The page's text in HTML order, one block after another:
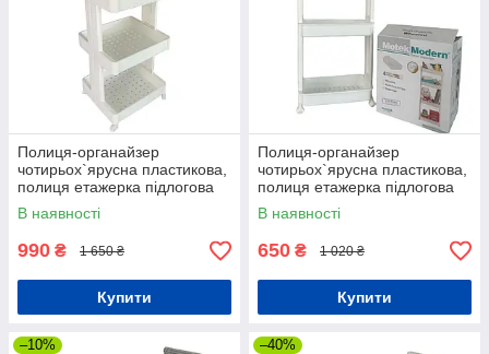
Полиця-органайзер
чотирьох`ярусна пластикова,
полиця етажерка підлогова
на чотири яруси
В наявності
990 ₴ 1 650 ₴
Купити
Полиця-органайзер
чотирьох`ярусна пластикова,
полиця етажерка підлогова
на чотири яруси
В наявності
650 ₴ 1 020 ₴
Купити
–10% –40%